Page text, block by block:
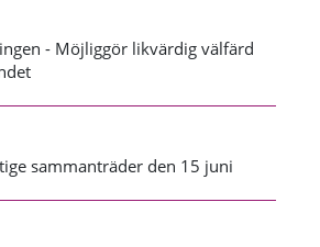
- Möjliggör likvärdig välfärd
sammanträder den 15 juni